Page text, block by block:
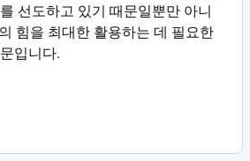
선도하고 있기 때문일뿐만 아니
힘을 최대한 활용하는 데 필요한
입니다.